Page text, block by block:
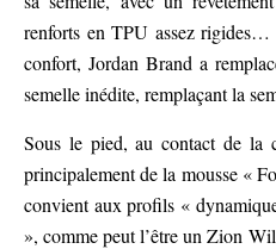
renforts en TPU assez
confort, Jordan Brand a
semelle inédite, remplaçant la
Sous le pied, au contact de la
principalement de la mousse «
convient aux profils «
», comme peut l’être un Zion